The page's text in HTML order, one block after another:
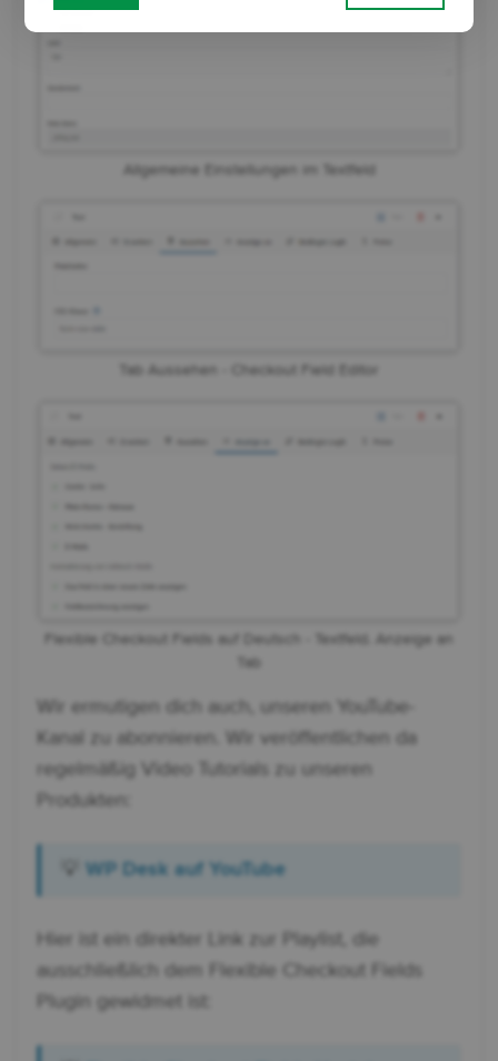
Allgemeine Einstellungen im Textfeld
Tab Aussehen - Checkout Field Editor
Flexible Checkout Fields auf Deutsch - Textfeld. Anzeige an
Tab
Wir ermutigen dich auch, unseren YouTube-
Kanal zu abonnieren. Wir veröffentlichen da
regelmäßig Video Tutorials zu unseren
Produkten:
WP Desk auf YouTube
Hier ist ein direkter Link zur Playlist, die
ausschließlich dem Flexible Checkout Fields
Plugin gewidmet ist: